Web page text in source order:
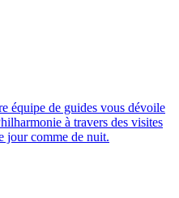
équipe de guides vous dévoile
à travers des visites
jour comme de nuit.